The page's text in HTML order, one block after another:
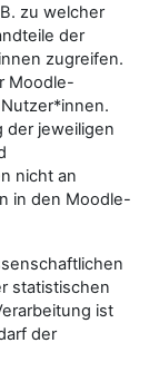
zu welcher
der
zugreifen.
Moodle-
der jeweiligen
nicht an
in den Moodle-
statistischen
ist
der